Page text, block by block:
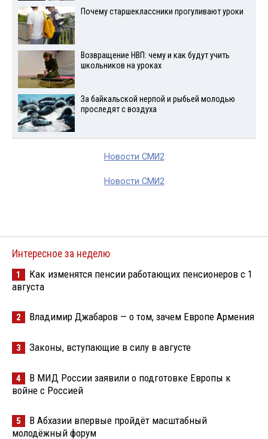
Почему старшеклассники прогуливают уроки
Возвращение НВП: чему и как будут учить
школьников на уроках
За байкальской нерпой и рыбьей молодью
проследят с воздуха
Новости СМИ2
Новости СМИ2
Интересное за неделю
1
Как изменятся пенсии работающих пенсионеров с 1
августа
2 Владимир Джабаров — о том, зачем Европе Армения
3 Законы, вступающие в силу в августе
4
В МИД России заявили о подготовке Европы к
войне с Россией
5
В Абхазии впервые пройдёт масштабный
молодёжный форум